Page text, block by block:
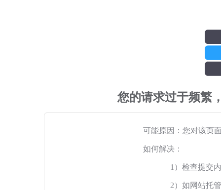
您的请求过于频繁
可能原因：您对该页
如何解决：
1）检查提交
2）如网站托